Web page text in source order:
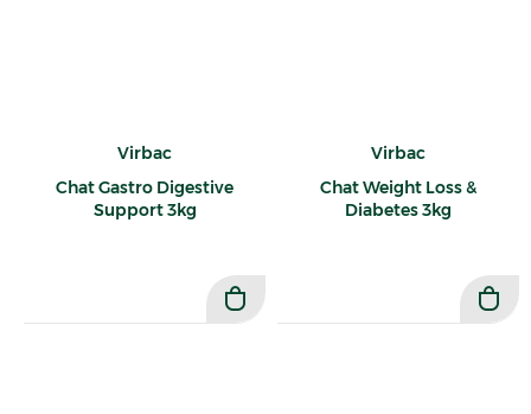
Virbac
Chat Gastro Digestive
Support 3kg
Virbac
Chat Weight Loss &
Diabetes 3kg